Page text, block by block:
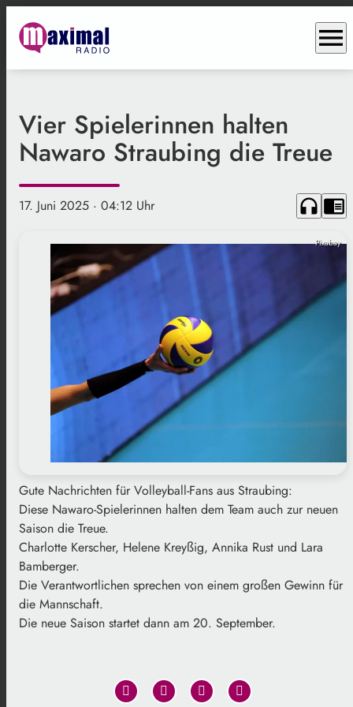
menu
Vier Spielerinnen halten
Nawaro Straubing die Treue
17. Juni 2025 · 04:12 Uhr headphones chrome_reader_mode
Pixabay
Gute Nachrichten für Volleyball-Fans aus Straubing:
Diese Nawaro-Spielerinnen halten dem Team auch zur neuen
Saison die Treue.
Charlotte Kerscher, Helene Kreyßig, Annika Rust und Lara
Bamberger.
Die Verantwortlichen sprechen von einem großen Gewinn für
die Mannschaft.
Die neue Saison startet dann am 20. September.